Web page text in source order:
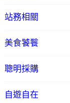
站務相關
美食饕餮
聰明採購
自遊自在